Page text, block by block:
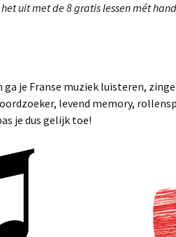
uit met de 8 gratis lessen mét
ga je Franse muziek luisteren,
levend memory,
je dus gelijk toe!